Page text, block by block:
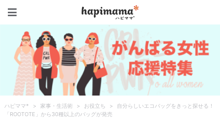
ハピママ* > 家事・生活術 > お役立ち >
自分らしいエコバッグをきっと探せる！
「ROOTOTE」から30種以上のバッグが発売